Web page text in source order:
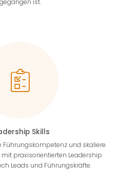
Skills
Führungskompetenz und skaliere
praxisorientierten Leadership
Leads und Führungskräfte.